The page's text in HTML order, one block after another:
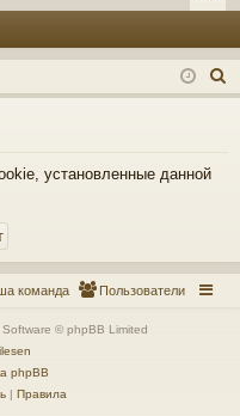
д
о
установленные данной
Пользователи
команда
© phpBB Limited
phpBB
| Правила